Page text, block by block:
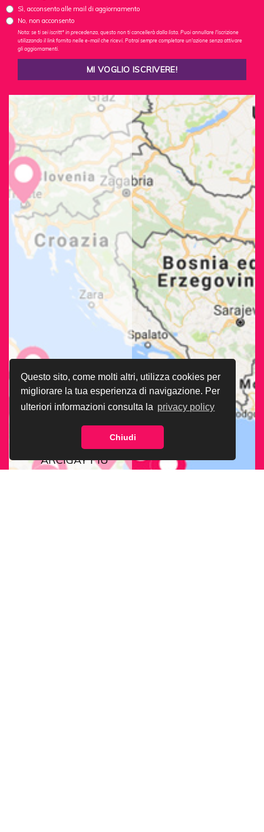
Questo sito, come molti altri, utilizza cookies per
migliorare la tua esperienza di navigazione. Per
ulteriori informazioni consulta la privacy policy
Chiudi
Sì, acconsento alle mail di aggiornamento
No, non acconsento
Nota: se ti sei iscritt* in precedenza, questo non ti cancellerà dalla lista. Puoi annullare l'iscrizione
utilizzando il link fornito nelle e-mail che ricevi. Potrai sempre completare un'azione senza attivare
gli aggiornamenti.
CERCA LA SEDE
ARCIGAY PIÙ